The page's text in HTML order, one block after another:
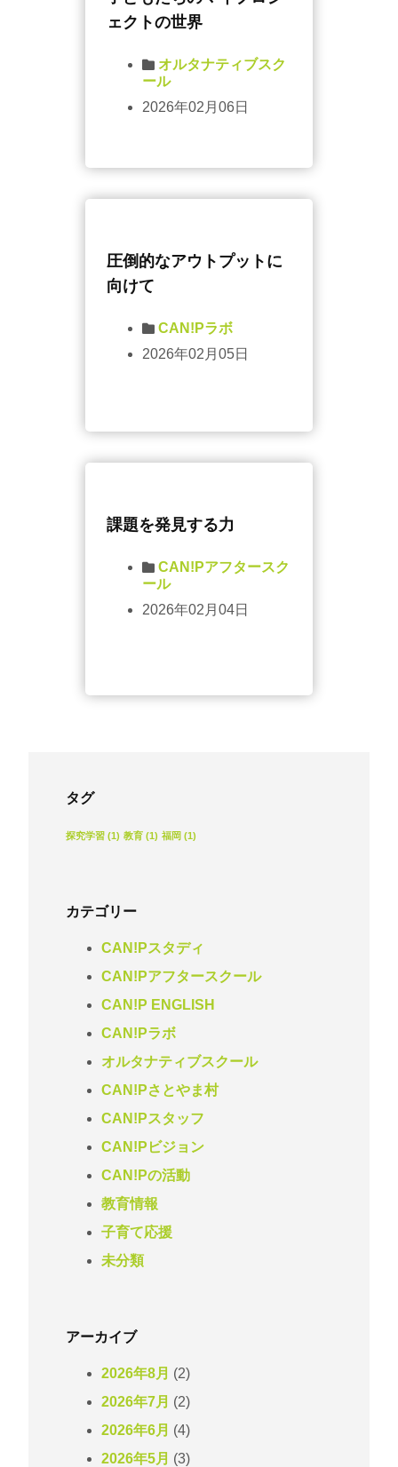
ェクトの世界
オルタナティブスク
ール
2026年02月06日
圧倒的なアウトプットに
向けて
CAN!Pラボ
2026年02月05日
課題を発見する力
CAN!Pアフタースク
ール
2026年02月04日
タグ
探究学習 (1) 教育 (1) 福岡 (1)
カテゴリー
CAN!Pスタディ
CAN!Pアフタースクール
CAN!P ENGLISH
CAN!Pラボ
オルタナティブスクール
CAN!Pさとやま村
CAN!Pスタッフ
CAN!Pビジョン
CAN!Pの活動
教育情報
子育て応援
未分類
アーカイブ
2026年8月 (2)
2026年7月 (2)
2026年6月 (4)
2026年5月 (3)